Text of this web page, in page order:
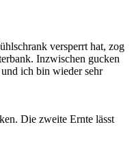
versperrt hat, zog
Inzwischen gucken
ich bin wieder sehr
Die zweite Ernte lässt